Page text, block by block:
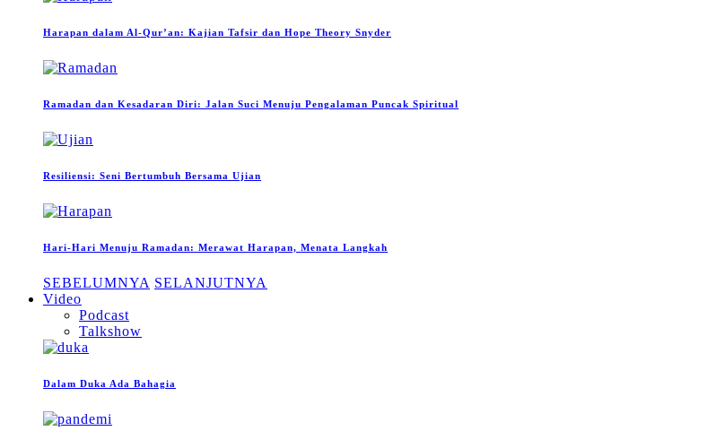
Harapan dalam Al-Qur’an: Kajian Tafsir dan Hope Theory Snyder
Ramadan dan Kesadaran Diri: Jalan Suci Menuju Pengalaman Puncak Spiritual
Resiliensi: Seni Bertumbuh Bersama Ujian
Hari-Hari Menuju Ramadan: Merawat Harapan, Menata Langkah
SEBELUMNYA SELANJUTNYA
Video
Podcast
Talkshow
Dalam Duka Ada Bahagia